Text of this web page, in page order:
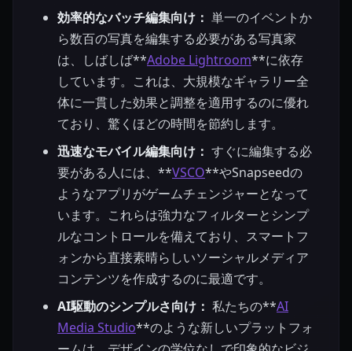
効率的なバッチ編集向け： 単一のイベントか
ら数百の写真を編集する必要がある写真家
は、しばしば**Adobe Lightroom**に依存
しています。これは、大規模なギャラリー全
体に一貫した効果と調整を適用するのに優れ
ており、驚くほどの時間を節約します。
迅速なモバイル編集向け： すぐに編集する必
要がある人には、**VSCO**やSnapseedの
ようなアプリがゲームチェンジャーとなって
います。これらは強力なフィルターとシンプ
ルなコントロールを備えており、スマートフ
ォンから直接素晴らしいソーシャルメディア
コンテンツを作成するのに最適です。
AI駆動のシンプルさ向け： 私たちの**AI
Media Studio**のような新しいプラットフォ